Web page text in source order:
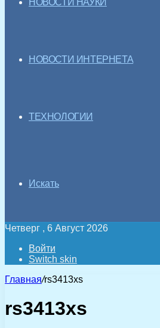
НОВОСТИ НАУКИ
НОВОСТИ ИНТЕРНЕТА
ТЕХНОЛОГИИ
Искать
Четверг , 6 Август 2026
Войти
Switch skin
Главная/rs3413xs
rs3413xs